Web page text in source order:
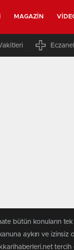
MAGAZIN
bütün konuların
aykırı ve